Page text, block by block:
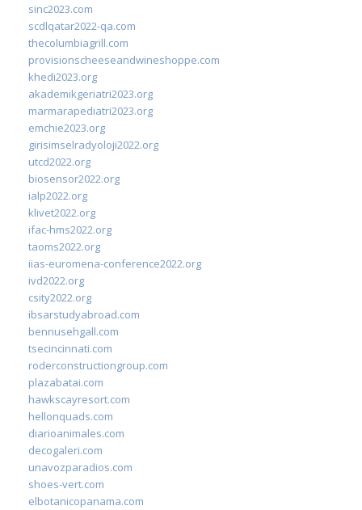
sinc2023.com
scdlqatar2022-qa.com
thecolumbiagrill.com
provisionscheeseandwineshoppe.com
khedi2023.org
akademikgeriatri2023.org
marmarapediatri2023.org
emchie2023.org
girisimselradyoloji2022.org
utcd2022.org
biosensor2022.org
ialp2022.org
klivet2022.org
ifac-hms2022.org
taoms2022.org
iias-euromena-conference2022.org
ivd2022.org
csity2022.org
ibsarstudyabroad.com
bennusehgall.com
tsecincinnati.com
roderconstructiongroup.com
plazabatai.com
hawkscayresort.com
hellonquads.com
diarioanimales.com
decogaleri.com
unavozparadios.com
shoes-vert.com
elbotanicopanama.com